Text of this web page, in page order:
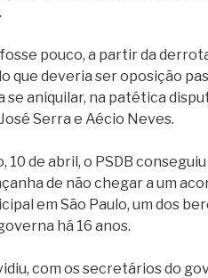
pouco, a partir da
que deveria ser oposição
se aniquilar, na patética
Serra e Aécio Neves.
10 de abril, o PSDB
de não chegar a um
em São Paulo, um dos
há 16 anos.
com os secretários do